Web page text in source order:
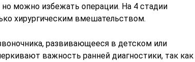
можно избежать операции. На 4 стадии
хирургическим вмешательством.
развивающееся в детском или
важность ранней диагностики, так как